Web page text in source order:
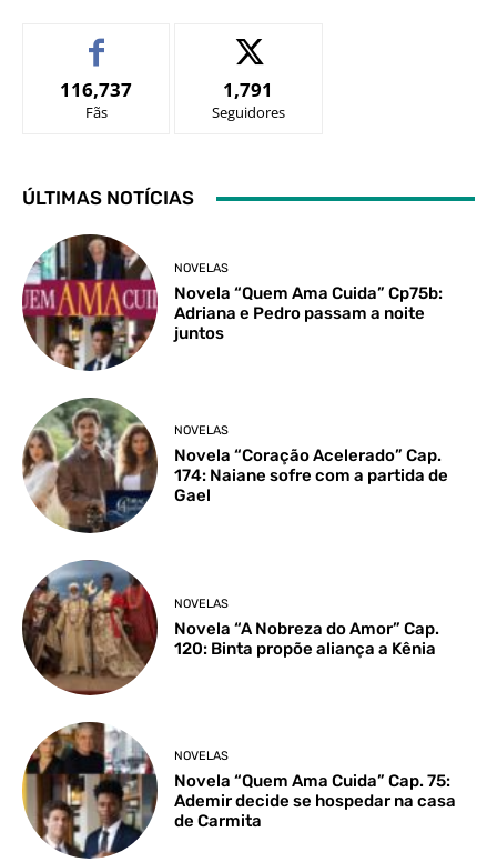
116,737
Fãs
1,791
Seguidores
ÚLTIMAS NOTÍCIAS
NOVELAS
Novela “Quem Ama Cuida” Cp75b:
Adriana e Pedro passam a noite
juntos
NOVELAS
Novela “Coração Acelerado” Cap.
174: Naiane sofre com a partida de
Gael
NOVELAS
Novela “A Nobreza do Amor” Cap.
120: Binta propõe aliança a Kênia
NOVELAS
Novela “Quem Ama Cuida” Cap. 75:
Ademir decide se hospedar na casa
de Carmita